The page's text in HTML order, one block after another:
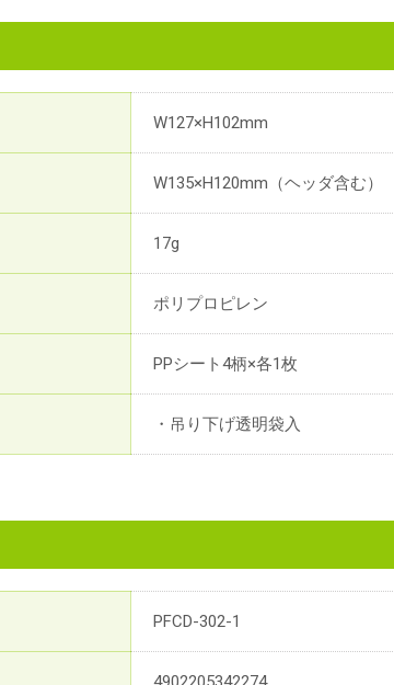
W127×H102mm
W135×H120mm（ヘッダ含む）
17g
ポリプロピレン
PPシート4柄×各1枚
・吊り下げ透明袋入
PFCD-302-1